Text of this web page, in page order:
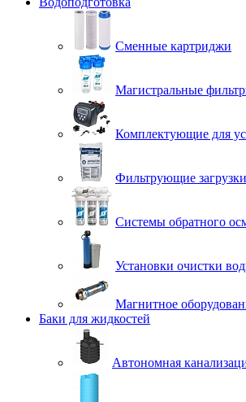
Сменные картриджи
Магистральные
Комплектующие для
Фильтрующие загрузки
Системы обратного
Установки очистки
Магнитное
Баки для жидкостей
Автономная